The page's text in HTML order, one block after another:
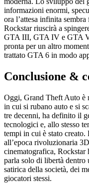
informazioni enormi,
ora l’attesa infinita
Rockstar riuscirà a
GTA III, GTA IV e GTA
pronta per un altro
trattato GTA 6 in modo
Conclusione &
Oggi, Grand Theft Auto è
in cui si rubano auto e si
tre decenni, ha definito il
tecnologici e, allo stesso
tempi in cui è stato
all’epoca rivoluzionaria
cinematografica,
parla solo di libertà dentro
satirica della società, dei
giocatori stessi.